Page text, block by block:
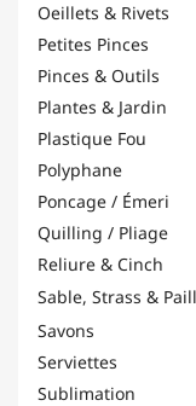
Oeillets & Rivets
Petites Pinces
Pinces & Outils
Plantes & Jardin
Plastique Fou
Polyphane
Poncage / Émeri
Quilling / Pliage
Reliure & Cinch
Sable, Strass &
Savons
Serviettes
Sublimation